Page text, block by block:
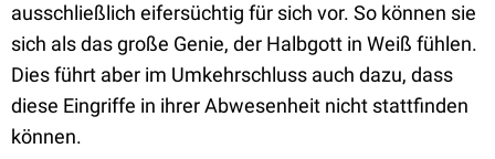
ausschließlich eifersüchtig für sich vor. So können sie
sich als das große Genie, der Halbgott in Weiß fühlen.
Dies führt aber im Umkehrschluss auch dazu, dass
diese Eingriffe in ihrer Abwesenheit nicht stattfinden
können.